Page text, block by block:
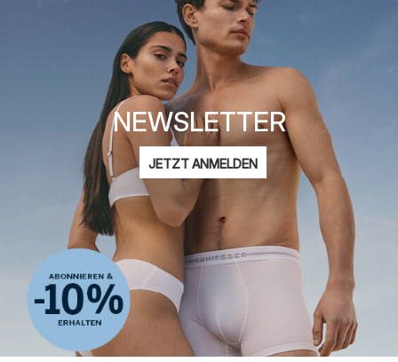
NEWSLETTER
E-
Mail-
JETZT ANMELDEN
Ich bin interessiert an:
Damenmode
Herrenmode
Kindermode
ADIDAS
Datenschutzerklärung